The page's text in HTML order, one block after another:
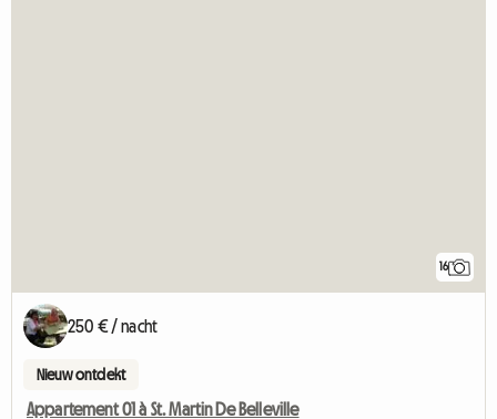
16
250 € / nacht
Nieuw ontdekt
Appartement 01 à St. Martin De Belleville